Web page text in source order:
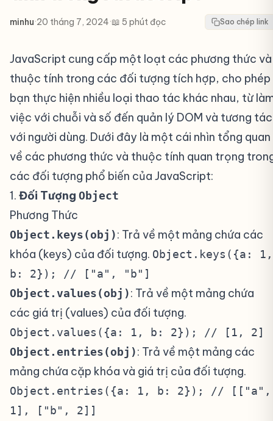
minhu·20 tháng 7, 2024·📖 5 phút đọc Sao chép link
JavaScript cung cấp một loạt các phương thức và
thuộc tính trong các đối tượng tích hợp, cho phép
bạn thực hiện nhiều loại thao tác khác nhau, từ
việc với chuỗi và số đến quản lý DOM và tương tác
với người dùng. Dưới đây là một cái nhìn tổng quan
về các phương thức và thuộc tính quan trọng
các đối tượng phổ biến của JavaScript:
1. Đối Tượng Object
Phương Thức
Object.keys(obj): Trả về một mảng chứa các
khóa (keys) của đối tượng. Object.keys({a: 1,
b: 2}); // ["a", "b"]
Object.values(obj): Trả về một mảng chứa
các giá trị (values) của đối tượng.
Object.values({a: 1, b: 2}); // [1, 2]
Object.entries(obj): Trả về một mảng các
mảng chứa cặp khóa và giá trị của đối tượng.
Object.entries({a: 1, b: 2}); // [["a",
1], ["b", 2]]